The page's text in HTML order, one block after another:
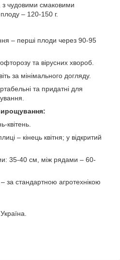
з чудовими смаковими
– 120-150 г.
– перші плоди через 90-95
та вірусних хвороб.
за мінімального догляду.
та придатні для
квітень.
– кінець квітня; у відкритий
35-40 см, між рядами – 60-
за стандартною агротехнікою